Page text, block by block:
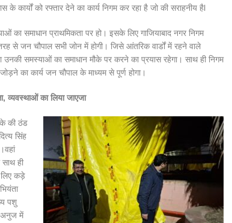
के कार्यों को रफ्तार देने का कार्य निगम कर रहा है जो की सराहनीय हैl
समाधान प्राथमिकता पर हो। इसके लिए गाजियाबाद नगर निगम
से जन चौपाल सभी जोन में होगी। जिसे आंतरिक वार्डों में रहने वाले
उनकी समस्याओं का समाधान मौके पर करने का प्रयास रहेगा। साथ ही निगम
का कार्य जन चौपाल के माध्यम से पूर्ण होगा।
, व्यवस्थाओं का लिया जाएजा
की ठंड
सिंह
ही
कड़े
पशु
अनुज में